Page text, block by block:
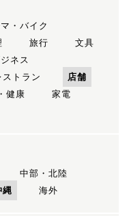
・バイク
旅行
文具
ネス
ストラン
店舗
健康
家電
中部・北陸
縄 海外